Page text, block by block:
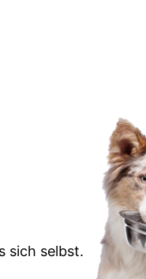
sich selbst.